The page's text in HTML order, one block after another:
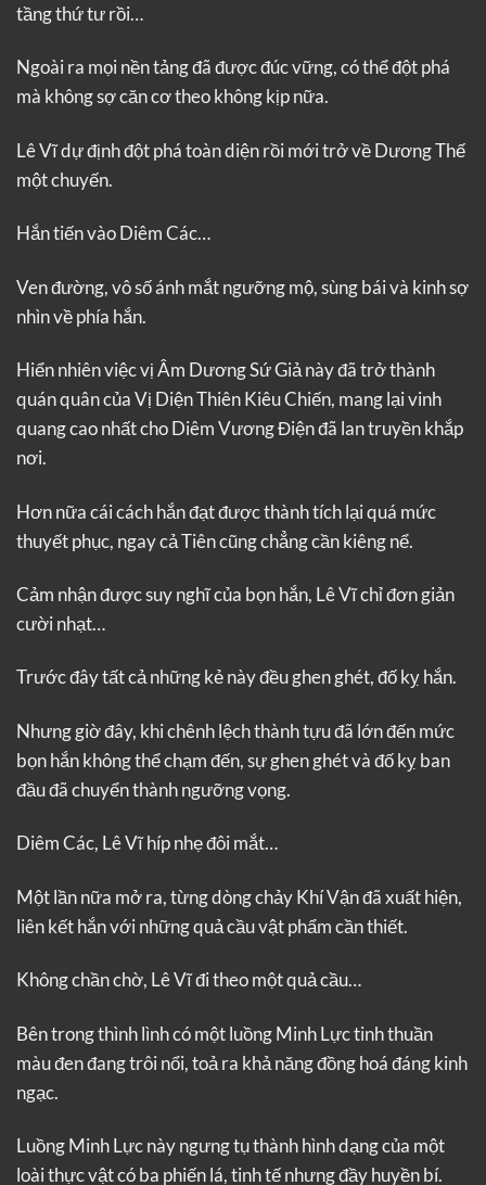
tầng thứ tư rồi…
Ngoài ra mọi nền tảng đã được đúc vững, có thể đột phá
mà không sợ căn cơ theo không kịp nữa.
Lê Vĩ dự định đột phá toàn diện rồi mới trở về Dương Thế
một chuyến.
Hắn tiến vào Diêm Các…
Ven đường, vô số ánh mắt ngưỡng mộ, sùng bái và kinh sợ
nhìn về phía hắn.
Hiển nhiên việc vị Âm Dương Sứ Giả này đã trở thành
quán quân của Vị Diện Thiên Kiêu Chiến, mang lại vinh
quang cao nhất cho Diêm Vương Điện đã lan truyền khắp
nơi.
Hơn nữa cái cách hắn đạt được thành tích lại quá mức
thuyết phục, ngay cả Tiên cũng chẳng cần kiêng nể.
Cảm nhận được suy nghĩ của bọn hắn, Lê Vĩ chỉ đơn giản
cười nhạt…
Trước đây tất cả những kẻ này đều ghen ghét, đố kỵ hắn.
Nhưng giờ đây, khi chênh lệch thành tựu đã lớn đến mức
bọn hắn không thể chạm đến, sự ghen ghét và đố kỵ ban
đầu đã chuyển thành ngưỡng vọng.
Diêm Các, Lê Vĩ híp nhẹ đôi mắt…
Một lần nữa mở ra, từng dòng chảy Khí Vận đã xuất hiện,
liên kết hắn với những quả cầu vật phẩm cần thiết.
Không chần chờ, Lê Vĩ đi theo một quả cầu…
Bên trong thình lình có một luồng Minh Lực tinh thuần
màu đen đang trôi nổi, toả ra khả năng đồng hoá đáng kinh
ngạc.
Luồng Minh Lực này ngưng tụ thành hình dạng của một
loài thực vật có ba phiến lá, tinh tế nhưng đầy huyền bí.